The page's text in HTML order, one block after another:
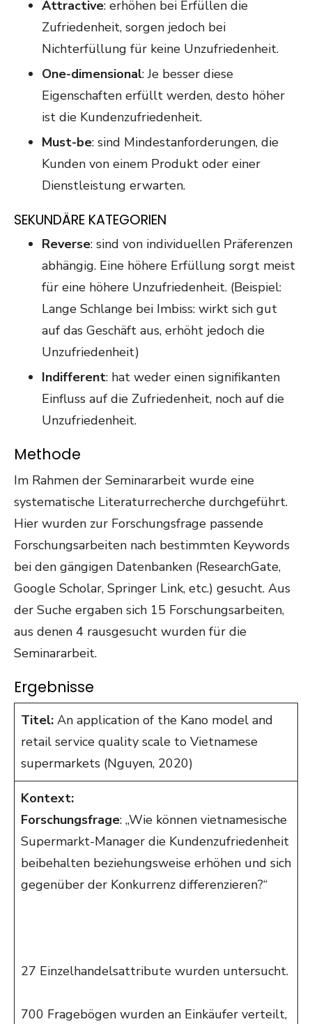
Attractive: erhöhen bei Erfüllen die
Zufriedenheit, sorgen jedoch bei
Nichterfüllung für keine Unzufriedenheit.
One-dimensional: Je besser diese
Eigenschaften erfüllt werden, desto höher
ist die Kundenzufriedenheit.
Must-be: sind Mindestanforderungen, die
Kunden von einem Produkt oder einer
Dienstleistung erwarten.
SEKUNDÄRE KATEGORIEN
Reverse: sind von individuellen Präferenzen
abhängig. Eine höhere Erfüllung sorgt meist
für eine höhere Unzufriedenheit. (Beispiel:
Lange Schlange bei Imbiss: wirkt sich gut
auf das Geschäft aus, erhöht jedoch die
Unzufriedenheit)
Indifferent: hat weder einen signifikanten
Einfluss auf die Zufriedenheit, noch auf die
Unzufriedenheit.
Methode
Im Rahmen der Seminararbeit wurde eine
systematische Literaturrecherche durchgeführt.
Hier wurden zur Forschungsfrage passende
Forschungsarbeiten nach bestimmten Keywords
bei den gängigen Datenbanken (ResearchGate,
Google Scholar, Springer Link, etc.) gesucht. Aus
der Suche ergaben sich 15 Forschungsarbeiten,
aus denen 4 rausgesucht wurden für die
Seminararbeit.
Ergebnisse
Titel: An application of the Kano model and
retail service quality scale to Vietnamese
supermarkets (Nguyen, 2020)
Kontext:
Forschungsfrage: „Wie können vietnamesische
Supermarkt-Manager die Kundenzufriedenheit
beibehalten beziehungsweise erhöhen und sich
gegenüber der Konkurrenz differenzieren?“
27 Einzelhandelsattribute wurden untersucht.
700 Fragebögen wurden an Einkäufer verteilt,